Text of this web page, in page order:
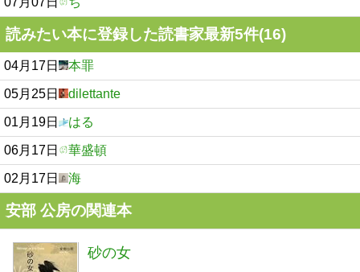
読みたい本に登録した読書家最新5件(16)
04月17日 本罪
05月25日 dilettante
01月19日 はる
06月17日 華盛頓
02月17日 海
安部 公房の関連本
砂の女